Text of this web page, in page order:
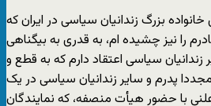
بزرگ زندانيان سياسی در ايران که
را نيز چشيده ام، به قدری به بيگناهی
زندانيان سياسی اعتقاد دارم که به قطع و
پدرم و ساير زندانيان سياسی در يک
علنی با حضور هیأت منصفه، که نمايندگان